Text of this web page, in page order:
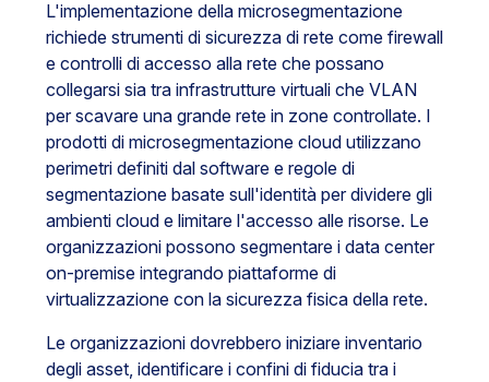
L'implementazione della microsegmentazione
richiede strumenti di sicurezza di rete come firewall
e controlli di accesso alla rete che possano
collegarsi sia tra infrastrutture virtuali che VLAN
per scavare una grande rete in zone controllate. I
prodotti di microsegmentazione cloud utilizzano
perimetri definiti dal software e regole di
segmentazione basate sull'identità per dividere gli
ambienti cloud e limitare l'accesso alle risorse. Le
organizzazioni possono segmentare i data center
on-premise integrando piattaforme di
virtualizzazione con la sicurezza fisica della rete.
Le organizzazioni dovrebbero iniziare inventario
degli asset, identificare i confini di fiducia tra i